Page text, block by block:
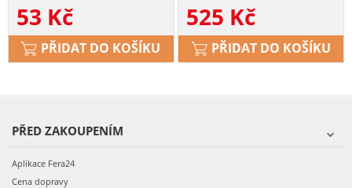
53 Kč
PŘIDAT DO KOŠÍKU
525 Kč
PŘIDAT DO KOŠÍKU
PŘED ZAKOUPENÍM
Aplikace Fera24
Cena dopravy